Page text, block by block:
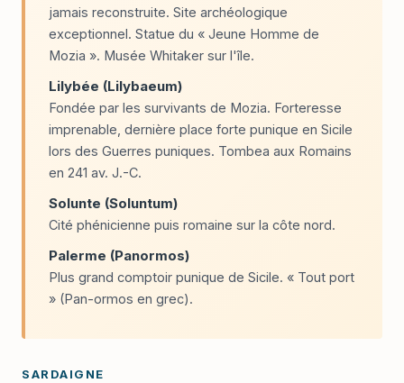
jamais reconstruite. Site archéologique
exceptionnel. Statue du « Jeune Homme de
Mozia ». Musée Whitaker sur l'île.
Lilybée (Lilybaeum)
Fondée par les survivants de Mozia. Forteresse
imprenable, dernière place forte punique en Sicile
lors des Guerres puniques. Tombea aux Romains
en 241 av. J.-C.
Solunte (Soluntum)
Cité phénicienne puis romaine sur la côte nord.
Palerme (Panormos)
Plus grand comptoir punique de Sicile. « Tout port
» (Pan-ormos en grec).
SARDAIGNE